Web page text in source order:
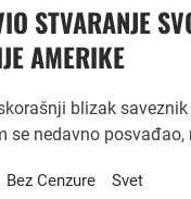
STVARANJE
AMERIKE
blizak saveznik
se nedavno posvađao,
Bez Cenzure Svet